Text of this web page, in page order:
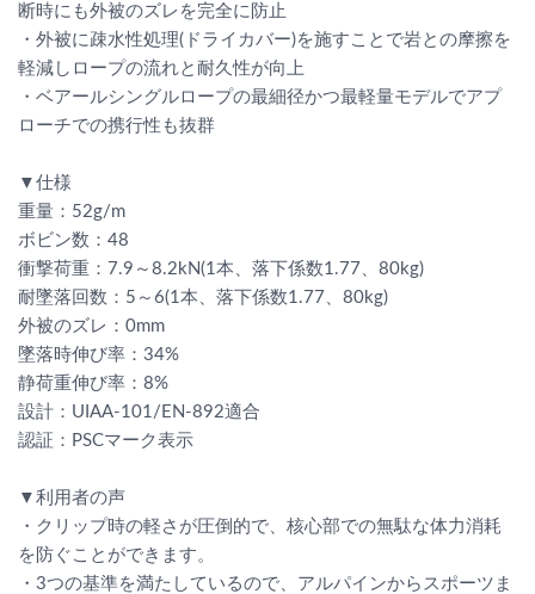
断時にも外被のズレを完全に防止
・外被に疎水性処理(ドライカバー)を施すことで岩との摩擦を
軽減しロープの流れと耐久性が向上
・ベアールシングルロープの最細径かつ最軽量モデルでアプ
ローチでの携行性も抜群
▼仕様
重量：52g/m
ボビン数：48
衝撃荷重：7.9～8.2kN(1本、落下係数1.77、80kg)
耐墜落回数：5～6(1本、落下係数1.77、80kg)
外被のズレ：0mm
墜落時伸び率：34%
静荷重伸び率：8%
設計：UIAA-101/EN-892適合
認証：PSCマーク表示
▼利用者の声
・クリップ時の軽さが圧倒的で、核心部での無駄な体力消耗
を防ぐことができます。
・3つの基準を満たしているので、アルパインからスポーツま